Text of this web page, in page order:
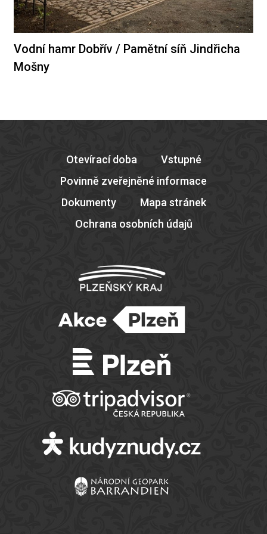
Vodní hamr Dobřív / Pamětní síň Jindřicha
Mošny
Otevírací doba
Vstupné
Povinně zveřejněné informace
Dokumenty
Mapa stránek
Ochrana osobních údajů